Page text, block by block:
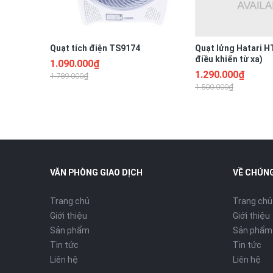
Công suất:
Điện áp:
Quạt tích điện TS9174
1.090.000₫
1.789.000₫
Quạt lửng Hatari
điều khiển từ xa)
1.290.000₫
1.500.000₫
VĂN PHÒNG GIAO DỊCH
Trang chủ
Giới thiệu
Sản phẩm
Tin tức
Liên hệ
VỀ
Trang chủ
Giới thiệu
Sản phẩm
Tin tức
Liên hệ